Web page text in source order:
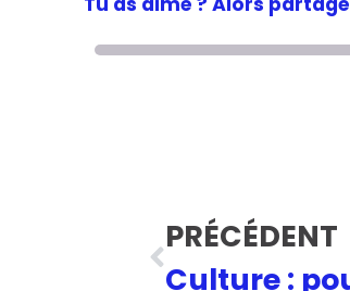
PRÉCÉDENT